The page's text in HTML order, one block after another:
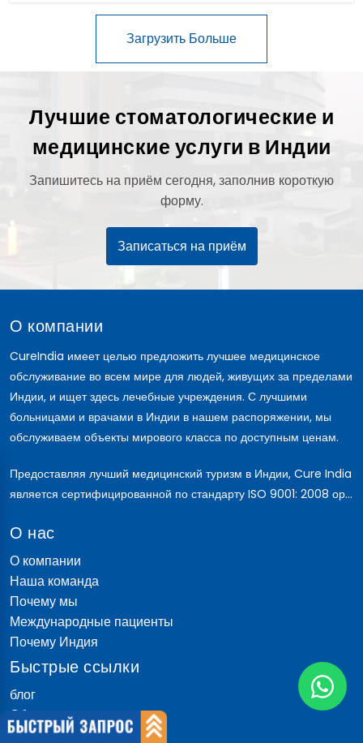
Лучшие стоматологические и
медицинские услуги в Индии
Запишитесь на приём сегодня, заполнив короткую
форму.
Записаться на приём
О компании
CureIndia имеет целью предложить лучшее медицинское
обслуживание во всем мире для людей, живущих за пределами
Индии, и ищет здесь лечебные учреждения. С лучшими
больницами и врачами в Индии в нашем распоряжении, мы
обслуживаем объекты мирового класса по доступным ценам.
Предоставляя лучший медицинский туризм в Индии, Cure India
является сертифицированной по стандарту ISO 9001: 2008 ор...
О нас
О компании
Наша команда
Почему мы
Международные пациенты
Почему Индия
Быстрые ссылки
блог
Обсуждение пациента
Доктор говорит